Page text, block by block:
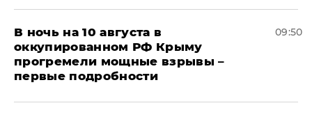
В ночь на 10 августа в
оккупированном РФ Крыму
прогремели мощные взрывы –
первые подробности
09:50